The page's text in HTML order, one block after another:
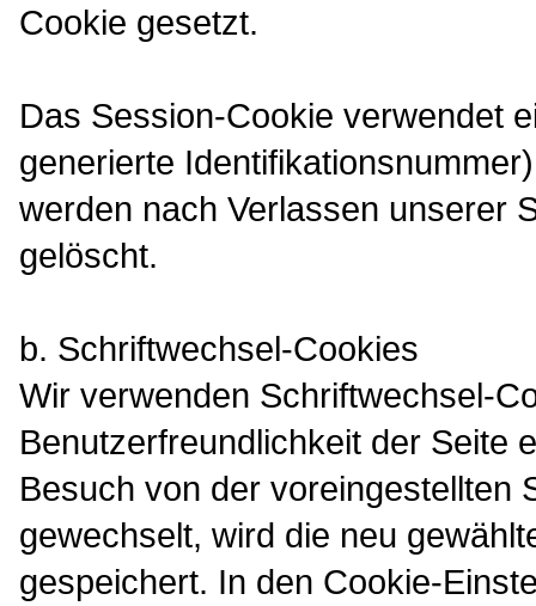
Cookie gesetzt.
Das Session-Cookie verwendet
generierte
werden nach Verlassen unserer
gelöscht.
b. Schriftwechsel-Cookies
Wir verwenden Schriftwechsel-
Benutzerfreundlichkeit der Seite
Besuch von der voreingestellten
gewechselt, wird die neu
gespeichert. In den Cookie-